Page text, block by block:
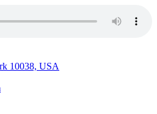
10038, USA